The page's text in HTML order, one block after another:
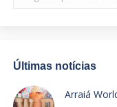
Últimas notícias
Arraiá